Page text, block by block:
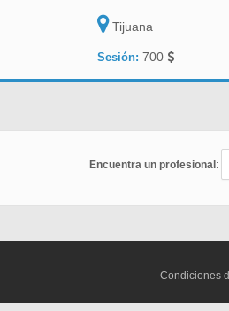
Tijuana
Sesión: 700
Encuentra un profesional:
Condiciones